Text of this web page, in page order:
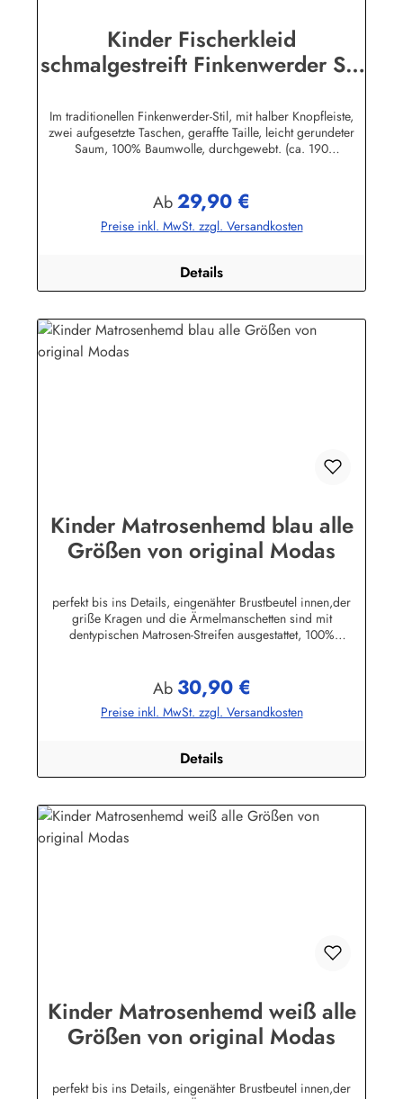
Kinder Fischerkleid
schmalgestreift Finkenwerder Stil
Im traditionellen Finkenwerder-Stil, mit halber Knopfleiste,
zwei aufgesetzte Taschen, geraffte Taille, leicht gerundeter
Saum, 100% Baumwolle, durchgewebt. (ca. 190
bekleidung.de
Regulärer Preis:
Ab29,90 €
Preise inkl. MwSt. zzgl. Versandkosten
Details
Kinder Matrosenhemd blau alle
Größen von original Modas
perfekt bis ins Details, eingenähter Brustbeutel innen,der
griße Kragen und die Ärmelmanschetten sind mit
dentypischen Matrosen-Streifen ausgestattet, 100%
Wittmundinfo@modas-bekleidung.de
Regulärer Preis:
Ab 30,90 €
Preise inkl. MwSt. zzgl. Versandkosten
Details
Kinder Matrosenhemd weiß alle
Größen von original Modas
perfekt bis ins Details, eingenähter Brustbeutel innen,der